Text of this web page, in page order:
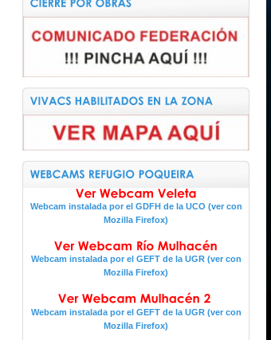
Webcam instalada por el GDFH de la UCO (ver con
Mozilla Firefox)
Webcam instalada por el GEFT de la UGR (ver con
Mozilla Firefox)
Webcam instalada por el GEFT de la UGR (ver con
Mozilla Firefox)